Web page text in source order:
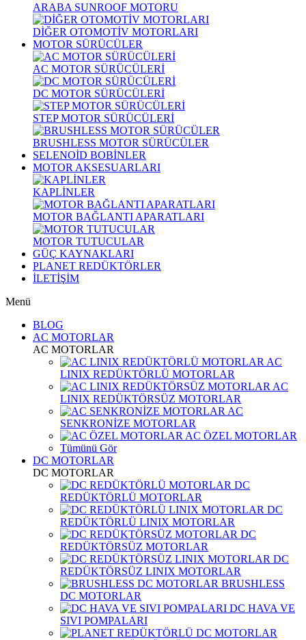
ARABA SUNROOF MOTORU
DİĞER OTOMOTİV MOTORLARI
MOTOR SÜRÜCÜLER
AC MOTOR SÜRÜCÜLERİ
DC MOTOR SÜRÜCÜLERİ
STEP MOTOR SÜRÜCÜLERİ
BRUSHLESS MOTOR SÜRÜCÜLER
SELENOİD BOBİNLER
MOTOR AKSESUARLARI
KAPLİNLER
MOTOR BAĞLANTI APARATLARI
MOTOR TUTUCULAR
GÜÇ KAYNAKLARI
PLANET REDÜKTÖRLER
İLETİŞİM
Menü
BLOG
AC MOTORLAR
AC MOTORLAR
AC
LINIX REDÜKTÖRLÜ MOTORLAR
AC
LINIX REDÜKTÖRSÜZ MOTORLAR
AC
SENKRONİZE MOTORLAR
AC ÖZEL MOTORLAR
Tümünü Gör
DC MOTORLAR
DC MOTORLAR
DC
REDÜKTÖRLÜ MOTORLAR
DC
REDÜKTÖRLÜ LINIX MOTORLAR
DC
REDÜKTÖRSÜZ MOTORLAR
DC
REDÜKTÖRSÜZ LINIX MOTORLAR
BRUSHLESS
DC MOTORLAR
DC HAVA VE
SIVI POMPALARI